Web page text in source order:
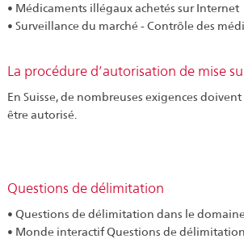
• Médicaments illégaux achetés sur Internet
• Surveillance du marché - Contrôle des
La procédure d’autorisation de mise
En Suisse, de nombreuses exigences
être autorisé.
Questions de délimitation
• Questions de délimitation dans le
• Monde interactif Questions de délimitation